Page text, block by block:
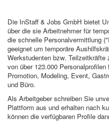
Die InStaff & Jobs GmbH bietet
über die sie Arbeitnehmer für
die schnelle Personalvermittlung
geeignet um temporäre
Werkstudenten bzw.
von über 123.000
Promotion, Modeling, Event,
und Büro.
Als Arbeitgeber schreiben Sie
Plattform aus und erhalten nach
können die verfügbaren Profile